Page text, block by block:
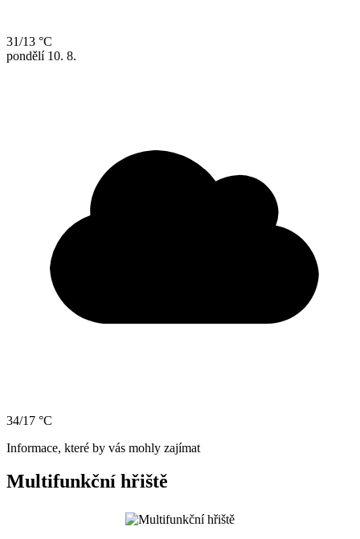
31/13 °C
pondělí 10. 8.
34/17 °C
Informace, které by vás mohly zajímat
Multifunkční hřiště